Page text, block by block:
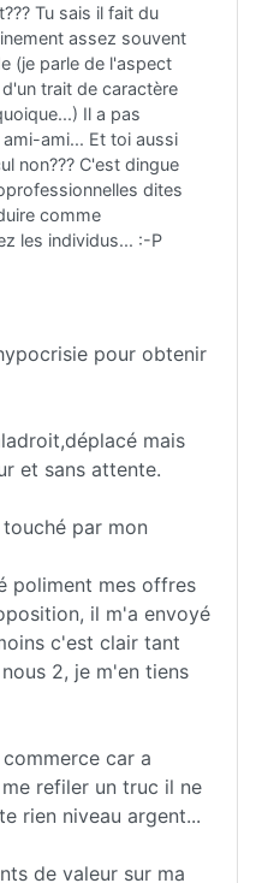
Tu sais il fait du
assez souvent
(je parle de l'aspect
trait de caractère
Il a pas
ami... Et toi aussi
non??? C'est dingue
dites
comme
les individus... :-P
pour obtenir
mais
et sans attente.
par mon
poliment mes offres
il m'a envoyé
c'est clair tant
2, je m'en tiens
car a
refiler un truc il ne
rien niveau argent...
de valeur sur ma